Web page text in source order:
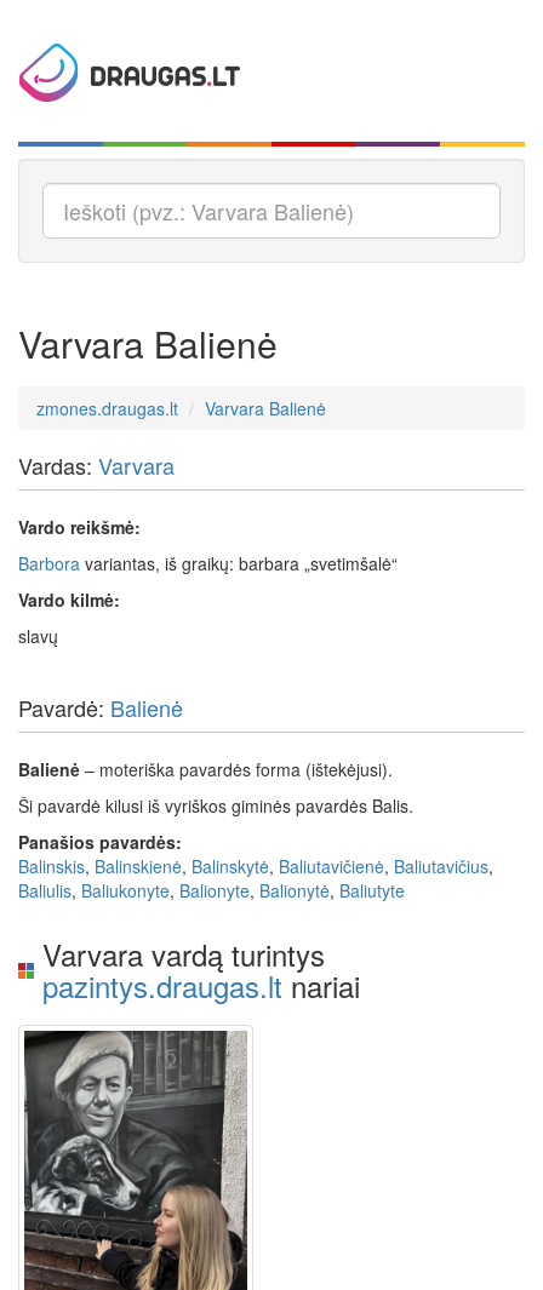
Varvara Balienė
zmones.draugas.lt Varvara Balienė
Vardas: Varvara
Vardo reikšmė:
Barbora variantas, iš graikų: barbara „svetimšalė“
Vardo kilmė:
slavų
Pavardė: Balienė
Balienė – moteriška pavardės forma (ištekėjusi).
Ši pavardė kilusi iš vyriškos giminės pavardės Balis.
Panašios pavardės:
Balinskis, Balinskienė, Balinskytė, Baliutavičienė, Baliutavičius,
Baliulis, Baliukonyte, Balionyte, Balionytė, Baliutyte
Varvara vardą turintys
pazintys.draugas.lt nariai